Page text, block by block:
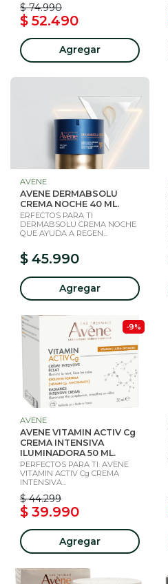
$ 74.990
$ 52.490
Agregar
AVENE
AVENE DERMABSOLU
CREMA NOCHE 40 ML.
ERFECTOS PARA TI
DERMABSOLU CREMA NOCHE
QUE AYUDA A REGEN...
$ 45.990
Agregar
-9%
AVENE
AVENE VITAMIN ACTIV Cg
CREMA INTENSIVA
ILUMINADORA 50 ML.
PERFECTOS PARA TI. AVENE
VITAMIN ACTIV Cg CREMA
INTENSIVA...
$ 44.299
$ 39.990
Agregar